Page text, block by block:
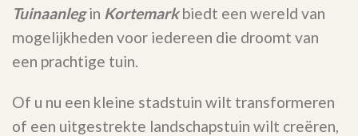
Tuinaanlegin Kortemarkbiedt een wereld van
mogelijkheden voor iedereen die droomt van
een prachtige tuin.
Of u nu een kleine stadstuin wilt transformeren
of een uitgestrekte landschapstuin wilt creëren,